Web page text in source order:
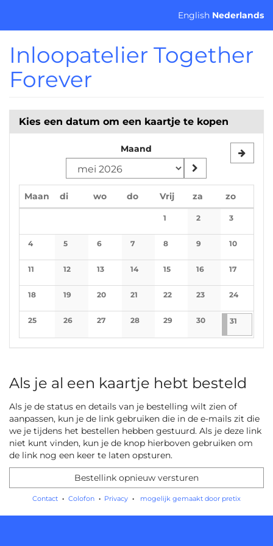
English Nederlands
Inloopatelier Together
Forever
Kies een datum om een kaartje te kopen
Maand
Maan maandag
didinsdag
wowoensdag
dodonderdag
Vrijvrijdag
za zaterdag
zozondag
1
No events
2
No events
3
No events
4
No events
5
No events
6
No events
7
No events
8
No events
9
No events
10
No events
11
No events
12
No events
13
No events
14
No events
15
No events
16
No events
17
No events
18
No events
19
No events
20
No events
21
No events
22
No events
23
No events
24
No events
25
No events
26
No events
27
No events
28
No events
29
No events
30
No events
31
Als je al een kaartje hebt besteld
Als je de status en details van je bestelling wilt zien of
aanpassen, kun je de link gebruiken die in de e-mails zit die
we je tijdens het bestellen hebben gestuurd. Als je deze link
niet kunt vinden, kun je de knop hierboven gebruiken om
de link nog een keer te laten opsturen.
Bestellink opnieuw versturen
Contact Colofon Privacy mogelijk gemaakt door pretix